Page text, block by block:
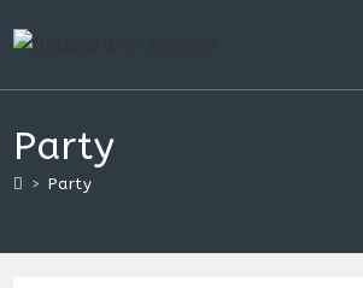
Inhalt
Party
> Party